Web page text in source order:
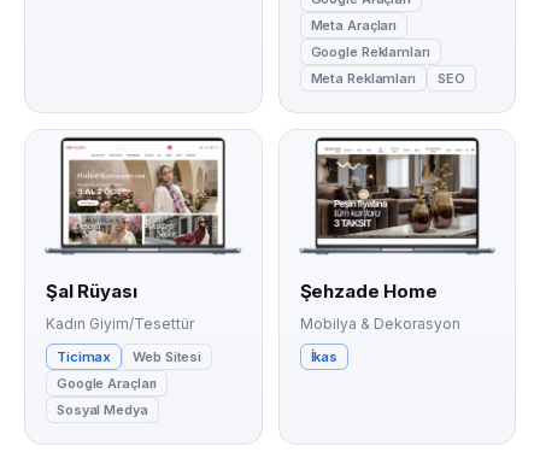
Meta Araçları
Google Reklamları
Meta Reklamları
SEO
Şal Rüyası
Kadın Giyim/Tesettür
Ticimax
Web Sitesi
Google Araçları
Sosyal Medya
Şehzade Home
Mobilya & Dekorasyon
İkas